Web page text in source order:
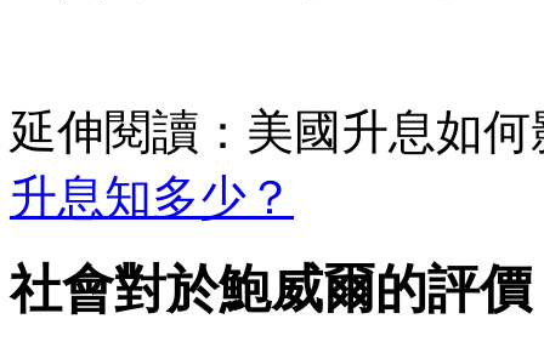
延伸閱讀：美國升息如
升息知多少？
社會對於鮑威爾的評價